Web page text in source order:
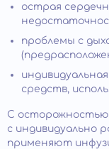
острая
проблемы с
средств,
С осторожностью
с индивидуально
применяют